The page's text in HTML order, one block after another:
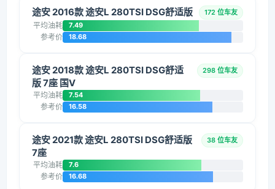
途安 2016款 途安L 280TSI DSG舒适版 172 位车友
平均油耗 7.49
参考价 18.68
途安 2018款 途安L 280TSI DSG舒适
版 7座 国V
298 位车友
平均油耗 7.54
参考价 16.58
途安 2021款 途安L 280TSI DSG舒适版
7座
38 位车友
平均油耗 7.6
参考价 16.68